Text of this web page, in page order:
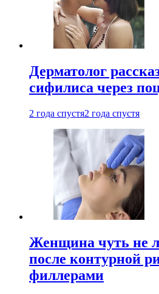
Дерматолог
сифилиса через
2 года спустя2 года спустя
Женщина чуть не
после контурной
филлерами